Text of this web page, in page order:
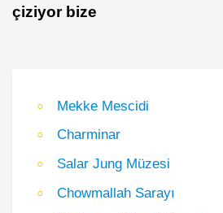
çiziyor bize
Mekke Mescidi
Charminar
Salar Jung Müzesi
Chowmallah Sarayı